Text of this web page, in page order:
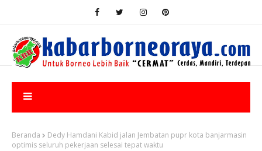
Beranda
Dedy Hamdani Kabid jalan Jembatan pupr kota banjarmasin
optimis seluruh pekerjaan selesai tepat waktu